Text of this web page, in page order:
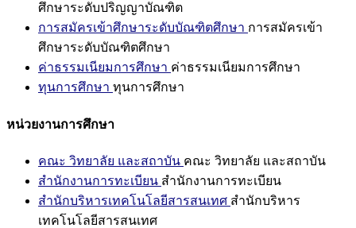
ศึกษาระดับปริญญาบัณฑิต
การสมัครเข้าศึกษาระดับบัณฑิตศึกษา การสมัครเข้า
ศึกษาระดับบัณฑิตศึกษา
ค่าธรรมเนียมการศึกษา ค่าธรรมเนียมการศึกษา
ทุนการศึกษา ทุนการศึกษา
หน่วยงานการศึกษา
คณะ วิทยาลัย และสถาบัน คณะ วิทยาลัย และสถาบัน
สำนักงานการทะเบียน สำนักงานการทะเบียน
สำนักบริหารเทคโนโลยีสารสนเทศ สำนักบริหาร
เทคโนโลยีสารสนเทศ